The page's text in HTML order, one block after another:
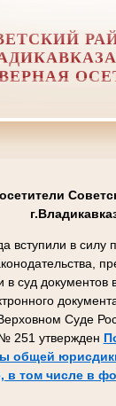
вступили в силу
в суд документов
Суде
251 утвержден
общей
в том числе в